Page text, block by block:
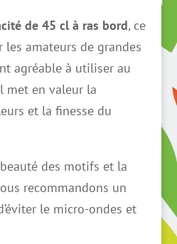
de 45 cl à ras bord, ce
amateurs de grandes
agréable à utiliser au
met en valeur la
et la finesse du
des motifs et la
recommandons un
le micro-ondes et